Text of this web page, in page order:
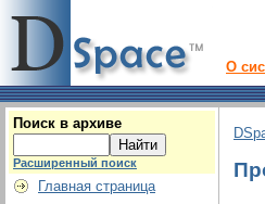
О
Поиск в архиве
Расширенный поиск
Главная страница